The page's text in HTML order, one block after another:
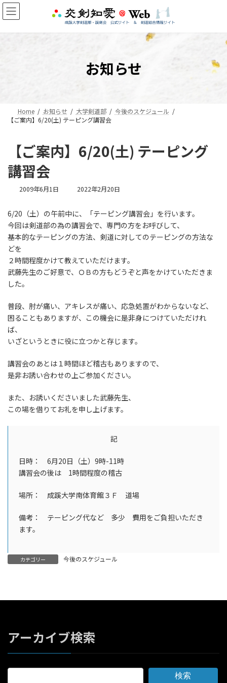
コ
ン
ン
ナ
ビ
ー
お知らせ
Home お知らせ 大学剣道部
今後のスケジュール
【ご案内】6/20(土) テーピング講習会
【ご案内】6/20(土) テーピング
講習会
2009年6月1日
最
新
日
時
2022年2月20日
6/20（土）の午前中に、「テーピング講習会」を行います。
今回は剣道部の為の講習会で、専門の方をお呼びして、
基本的なテーピングの方法、剣道に対してのテーピングの方法な
どを
２時間程度かけて教えていただけます。
武藤先生のご好意で、ＯＢの方もどうぞと声をかけていただきま
した。
普段、肘が痛い、アキレスが痛い、応急処置がわからないなど、
困ることもありますが、この機会に是非身につけていただけれ
ば、
いざというときに役に立つかと存じます。
講習会のあとは１時間ほど稽古もありますので、
是非お誘い合わせの上ご参加ください。
また、お誘いくださいました武藤先生、
この場を借りてお礼を申し上げます。
記
日時： 6月20日（土）9時-11時
講習会の後は 1時間程度の稽古
場所： 成蹊大学南体育館３Ｆ 道場
備考： テーピング代など 多少 費用をご負担いただき
ます。
カテゴリー 今後のスケジュール
アーカイブ検索
検索